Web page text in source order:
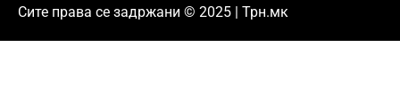
Сите права се задржани © 2025 | Трн.мк